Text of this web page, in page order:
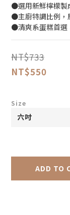
●選用新鮮檸檬製
●主廚特調比例，
●清爽系蛋糕首選
NT$733
NT$550
Size
ADD TO